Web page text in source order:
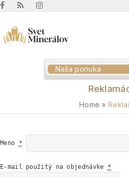
Naša ponuka
Home »
Meno *
E-mail použitý na objednávke *